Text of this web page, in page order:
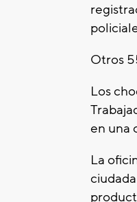
Otros
Los
en una
La